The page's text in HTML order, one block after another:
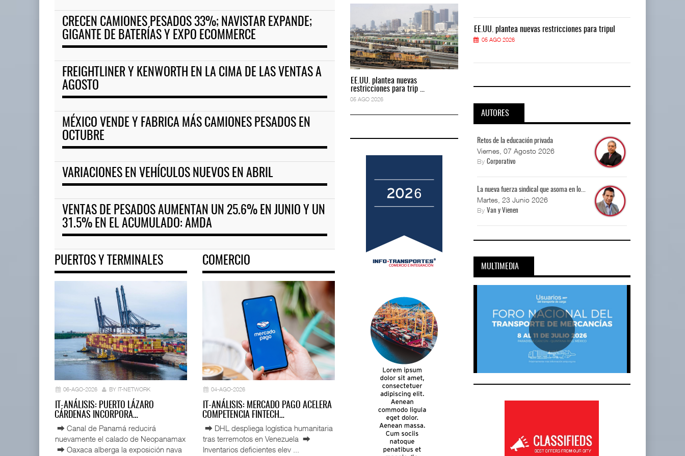
CRECEN CAMIONES PESADOS 33%; NAVISTAR EXPANDE;
GIGANTE DE BATERÍAS Y EXPO ECOMMERCE
FREIGHTLINER Y KENWORTH EN LA CIMA DE LAS VENTAS A
AGOSTO
MÉXICO VENDE Y FABRICA MÁS CAMIONES PESADOS EN
OCTUBRE
VARIACIONES EN VEHÍCULOS NUEVOS EN ABRIL
VENTAS DE PESADOS AUMENTAN UN 25.6% EN JUNIO Y UN
31.5% EN EL ACUMULADO: AMDA
PUERTOS Y TERMINALES
06-AGO-2026 BY IT-NETWORK
IT-ANÁLISIS: PUERTO LÁZARO
CÁRDENAS INCORPORA…
⮕ Canal de Panamá reducirá
nuevamente el calado de Neopanamax
⮕ Oaxaca alberga la exposición nava
COMERCIO
04-AGO-2026
IT-ANÁLISIS: MERCADO PAGO ACELERA
COMPETENCIA FINTECH…
⮕ DHL despliega logística humanitaria
tras terremotos en Venezuela ⮕
Inventarios deficientes elev ...
05 AGO 2026 05 AGO 2026
EE.UU. plantea nuevas
restricciones para trip ...
05 AGO 2026
restricciones para trip ...
restricciones para trip ...
EE.UU. plantea nuevas restricciones para tripul
05 AGO 2026
EE.UU. plantea nuevas restricciones para tripul EE.UU. plantea nuevas restricciones para tripul
05 AGO 2026
AUTORES
Retos de la educación privada
Viernes, 07 Agosto 2026
By Corporativo
La nueva fuerza sindical que asoma en lo...
Martes, 23 Junio 2026
By Van y Vienen
MULTIMEDIA